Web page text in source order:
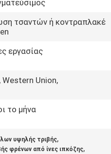
τσαντών ή κοντραπλακέ
εργασίας
Western Union,
το μήνα
υψηλής τριβής,
φρένων από ίνες ιπκόζης,